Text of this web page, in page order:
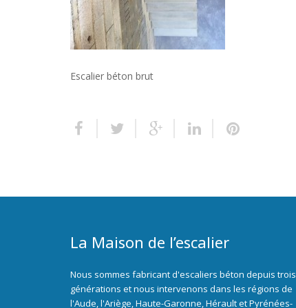
Escalier béton brut
La Maison de l’escalier
Nous sommes fabricant d'escaliers béton depuis trois
générations et nous intervenons dans les régions de
l'Aude, l'Ariège, Haute-Garonne, Hérault et Pyrénées-